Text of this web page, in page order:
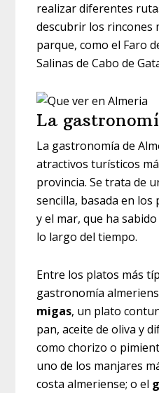
realizar diferentes
descubrir los rincones
parque, como el Faro
Salinas de Cabo de
La
La gastronomía de
atractivos turísticos
provincia. Se trata de
sencilla, basada en
y el mar, que ha
lo largo del tiempo.
Entre los platos más
gastronomía
migas, un plato
pan, aceite de oliva y
como chorizo o
uno de los manjares
costa almeriense; o el